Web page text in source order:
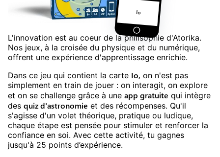
L'innovation est au coeur de la philisophie d'Atorika.
Nos jeux, à la croisée du physique et du numérique,
offrent une expérience d'apprentissage enrichie.
Dans ce jeu qui contient la carte Io, on n'est pas
simplement en train de jouer : on interagit, on explore
et on se challenge grâce à une app gratuite qui intègre
des quizd'astronomie et des récompenses. Qu'il
s'agisse d'un volet théorique, pratique ou ludique,
chaque étape est pensée pour stimuler et renforcer la
confiance en soi. Avec cette activité, tu gagnes
jusqu'à 25 points d’expérience.
Io